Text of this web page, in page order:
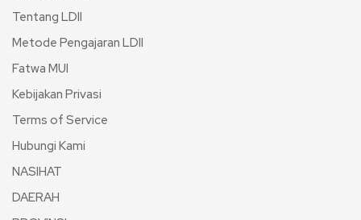
Tentang LDII
Metode Pengajaran LDII
Fatwa MUI
Kebijakan Privasi
Terms of Service
Hubungi Kami
NASIHAT
DAERAH